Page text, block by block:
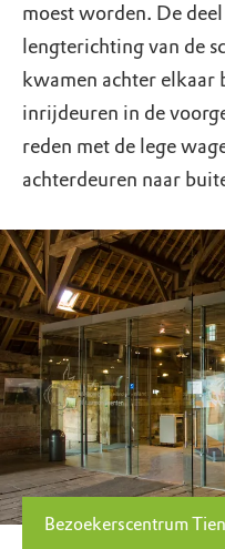
moest worden. De
lengterichting van de
kwamen achter elkaar
inrijdeuren in de
reden met de lege
achterdeuren naar
Bezoekerscentrum